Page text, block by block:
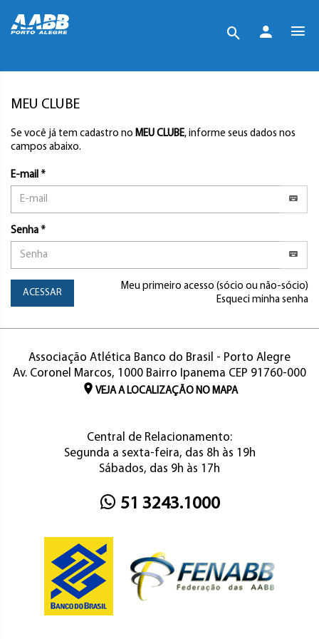
MEU CLUBE
Se você já tem cadastro no MEU CLUBE, informe seus dados nos
campos abaixo.
E-mail *
Senha *
ACESSAR
Meu primeiro acesso (sócio ou não-sócio)
Esqueci minha senha
Associação Atlética Banco do Brasil - Porto Alegre
Av. Coronel Marcos, 1000 Bairro Ipanema CEP 91760-000
VEJA A LOCALIZAÇÃO NO MAPA
Central de Relacionamento:
Segunda a sexta-feira, das 8h às 19h
Sábados, das 9h às 17h
51 3243.1000